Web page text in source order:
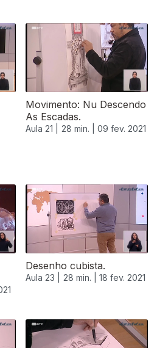
Movimento: Nu Descendo
As Escadas.
Aula 21 | 28 min. | 09 fev. 2021
Desenho cubista.
Aula 23 | 28 min. | 18 fev. 2021